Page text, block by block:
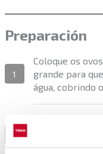
Preparación
1
Coloque os
grande para
água, cobrindo
2
Coloque a
baixe o lume
minutos.